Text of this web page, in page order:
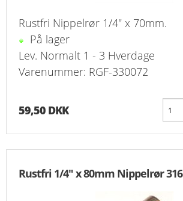
Rustfri Nippelrør 1/4" x 70mm.
På lager
Lev. Normalt 1 - 3 Hverdage
Varenummer: RGF-330072
59,50 DKK
Rustfri 1/4" x 80mm Nippelrør 316